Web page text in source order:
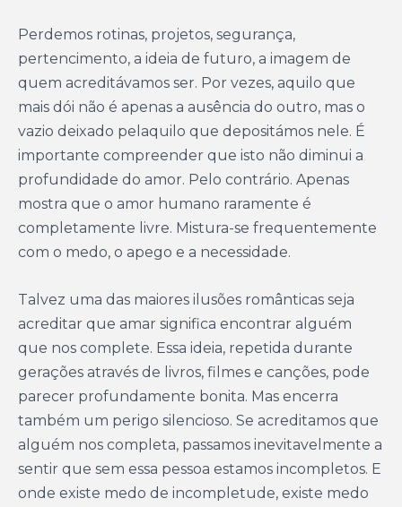
Perdemos rotinas, projetos, segurança,
pertencimento, a ideia de futuro, a imagem de
quem acreditávamos ser. Por vezes, aquilo que
mais dói não é apenas a ausência do outro, mas o
vazio deixado pelaquilo que depositámos nele. É
importante compreender que isto não diminui a
profundidade do amor. Pelo contrário. Apenas
mostra que o amor humano raramente é
completamente livre. Mistura-se frequentemente
com o medo, o apego e a necessidade.
Talvez uma das maiores ilusões românticas seja
acreditar que amar significa encontrar alguém
que nos complete. Essa ideia, repetida durante
gerações através de livros, filmes e canções, pode
parecer profundamente bonita. Mas encerra
também um perigo silencioso. Se acreditamos que
alguém nos completa, passamos inevitavelmente a
sentir que sem essa pessoa estamos incompletos. E
onde existe medo de incompletude, existe medo